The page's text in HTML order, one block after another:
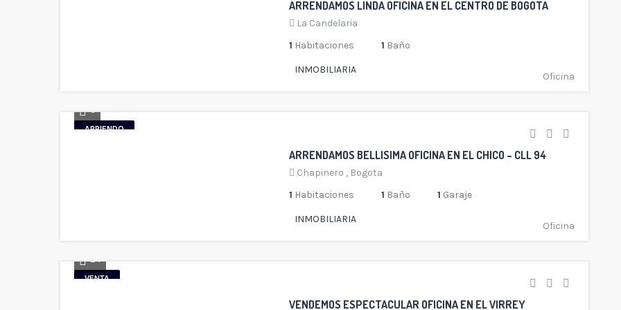
ARRENDAMOS LINDA OFICINA EN EL CENTRO DE BOGOTA
La Candelaria
1 Habitaciones 1 Baño
INMOBILIARIA
Oficina
ARRIENDO
6
ARRENDAMOS BELLISIMA OFICINA EN EL CHICO – CLL 94
Chapinero , Bogota
1 Habitaciones 1 Baño 1 Garaje
INMOBILIARIA
Oficina
VENTA
24
VENDEMOS ESPECTACULAR OFICINA EN EL VIRREY